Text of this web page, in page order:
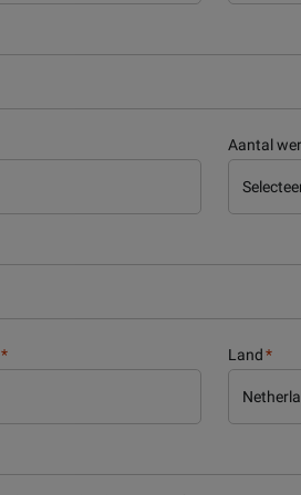
Aantal
* Land*